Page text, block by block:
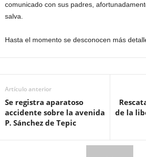
comunicado con sus padres,
salva.
Hasta el momento se desconocen más
Artículo anterior
Se registra aparatoso
accidente sobre la avenida
P. Sánchez de Tepic
de la